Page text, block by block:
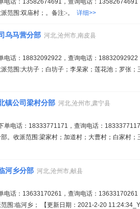
电话：13582674691，查询电话：
范围:双庙村；。备注:-。 详细>>
乌马营分部 河北,沧州市,南皮县
电话：18832092922，查询电话：
范围:大坊子；白坊子；李杲家；莲花池；罗张
镇公司梁村分部 河北,沧州市,肃宁县
单电话：18333771171，查询电话：
。收派范围:梁家村；加道村；大曹村；白家村
河乡分部 河北,沧州市,献县
电话：13633170261，查询电话：
围:临河乡； 【更新日期：2021-2-20